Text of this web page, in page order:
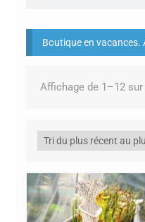
Boutique en vacances.
Affichage de 1–12